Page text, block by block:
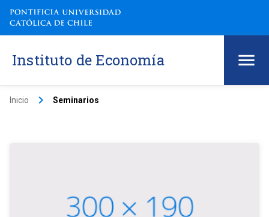
Instituto de Economía
Inicio keyboard_arrow_right Seminarios